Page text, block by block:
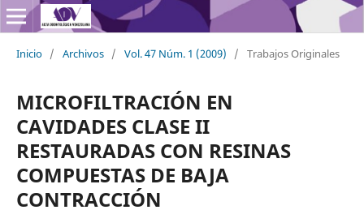
Inicio / Archivos / Vol. 47 Núm. 1 (2009) / Trabajos Originales
MICROFILTRACIÓN EN
CAVIDADES CLASE II
RESTAURADAS CON RESINAS
COMPUESTAS DE BAJA
CONTRACCIÓN